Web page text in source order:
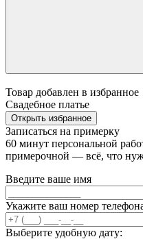
Товар добавлен в избранное
Свадебное платье
Открыть избранное
Записаться на примерку
60 минут персональной
примерочной — всё, что
Введите ваше имя
Укажите ваш номер
Выберите удобную дату: